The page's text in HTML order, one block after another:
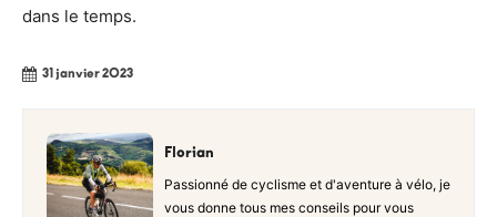
dans le temps.
31 janvier 2023
Florian
Passionné de cyclisme et d'aventure à vélo, je
vous donne tous mes conseils pour vous